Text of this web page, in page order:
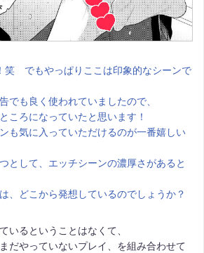
笑 でもやっぱりここは印象的なシーンで
でも良く使われていましたので、
ころになっていたと思います！
も気に入っていただけるのが一番嬉しい
として、エッチシーンの濃厚さがあると
、どこから発想しているのでしょうか？
いるということはなくて、
だやっていないプレイ、を組み合わせて